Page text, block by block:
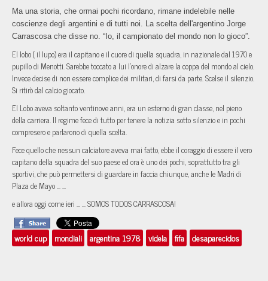
Ma una storia, che ormai pochi ricordano, rimane indelebile nelle
coscienze degli argentini e di tutti noi. La scelta dell'argentino Jorge
Carrascosa che disse no. “Io, il campionato del mondo non lo gioco”.
El lobo ( il lupo) era il capitano e il cuore di quella squadra, in nazionale dal 1970 e
pupillo di Menotti. Sarebbe toccato a lui l’onore di alzare la coppa del mondo al cielo.
Invece decise di non essere complice dei militari, di farsi da parte. Scelse il silenzio.
Si ritirò dal calcio giocato.
El Lobo aveva soltanto ventinove anni, era un esterno di gran classe, nel pieno
della carriera. Il regime fece di tutto per tenere la notizia sotto silenzio e in pochi
compresero e parlarono di quella scelta.
Fece quello che nessun calciatore aveva mai fatto, ebbe il coraggio di essere il vero
capitano della squadra del suo paese ed ora è uno dei pochi, soprattutto tra gli
sportivi, che può permettersi di guardare in faccia chiunque, anche le Madri di
Plaza de Mayo ... ...
e allora oggi come ieri ... ... SOMOS TODOS CARRASCOSA!
world cup mondiali argentina 1978 videla fifa desaparecidos